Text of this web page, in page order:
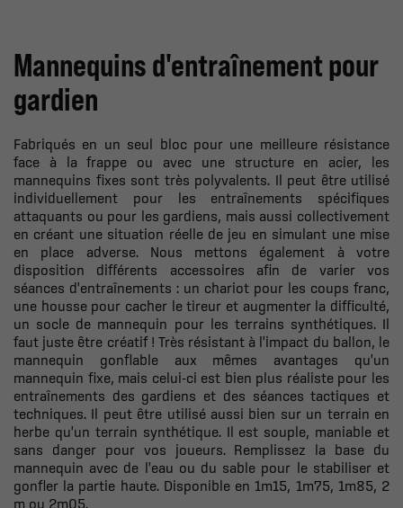
Mannequins d'entraînement pour
gardien
Fabriqués en un seul bloc pour une meilleure résistance
face à la frappe ou avec une structure en acier, les
mannequins fixes sont très polyvalents. Il peut être utilisé
individuellement pour les entraînements spécifiques
attaquants ou pour les gardiens, mais aussi collectivement
en créant une situation réelle de jeu en simulant une mise
en place adverse. Nous mettons également à votre
disposition différents accessoires afin de varier vos
séances d'entraînements : un chariot pour les coups franc,
une housse pour cacher le tireur et augmenter la difficulté,
un socle de mannequin pour les terrains synthétiques. Il
faut juste être créatif ! Très résistant à l'impact du ballon, le
mannequin gonflable aux mêmes avantages qu'un
mannequin fixe, mais celui-ci est bien plus réaliste pour les
entraînements des gardiens et des séances tactiques et
techniques. Il peut être utilisé aussi bien sur un terrain en
herbe qu'un terrain synthétique. Il est souple, maniable et
sans danger pour vos joueurs. Remplissez la base du
mannequin avec de l'eau ou du sable pour le stabiliser et
gonfler la partie haute. Disponible en 1m15, 1m75, 1m85, 2
m ou 2m05.